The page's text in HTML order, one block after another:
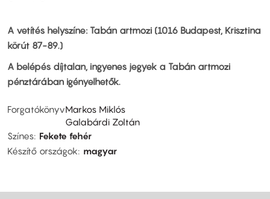
A vetítés helyszíne: Tabán artmozi (1016 Budapest, Krisztina
körút 87-89.)
A belépés díjtalan, ingyenes jegyek a Tabán artmozi
pénztárában igényelhetők.
ForgatókönyvMarkos Miklós
Galabárdi Zoltán
Színes Fekete fehér
Készítő országok
magyar